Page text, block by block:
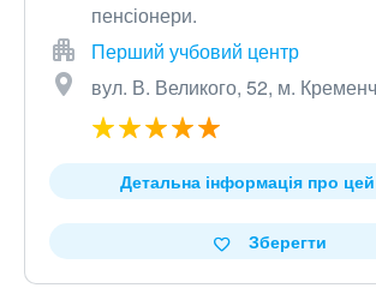
пенсіонери.
Перший учбовий центр
вул. В. Великого, 52, м.
Детальна інформація про
Зберегти